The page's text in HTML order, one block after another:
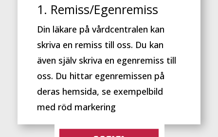
1. Remiss/Egenremiss
Din läkare på vårdcentralen kan
skriva en remiss till oss. Du kan
även själv skriva en egenremiss till
oss. Du hittar egenremissen på
deras hemsida, se exempelbild
med röd markering